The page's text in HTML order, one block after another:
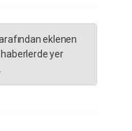
eklenen
yer